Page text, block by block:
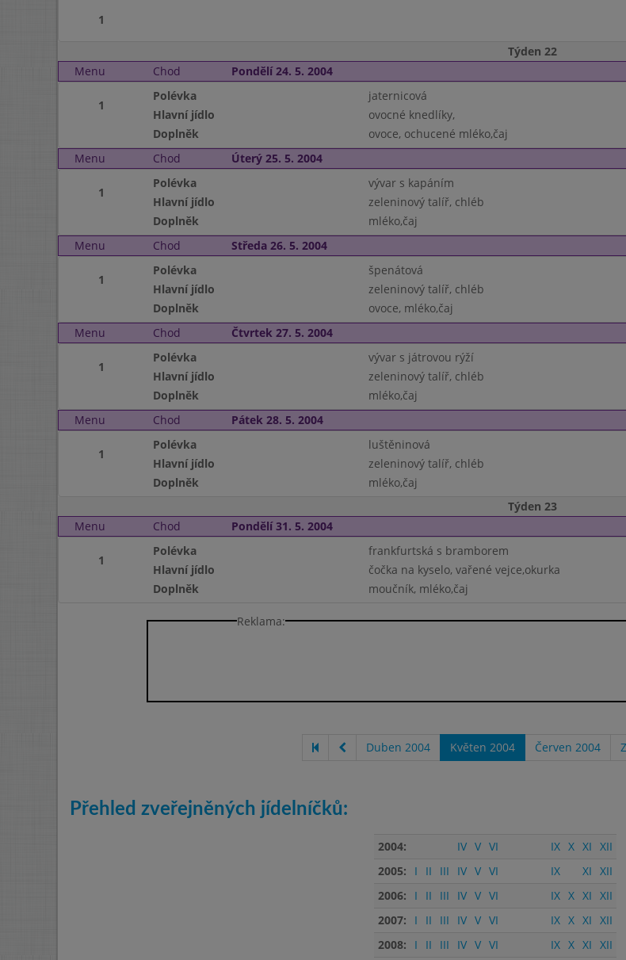
1
Týden 22
Menu
Chod Pondělí 24. 5. 2004
1
Polévka
jaternicová
Hlavní jídlo
ovocné knedlíky,
Doplněk
ovoce, ochucené mléko,čaj
Menu
Chod Úterý 25. 5. 2004
1
Polévka
vývar s kapáním
Hlavní jídlo
zeleninový talíř, chléb
Doplněk
mléko,čaj
Menu
Chod Středa 26. 5. 2004
1
Polévka
špenátová
Hlavní jídlo
zeleninový talíř, chléb
Doplněk
ovoce, mléko,čaj
Menu
Chod Čtvrtek 27. 5. 2004
1
Polévka
vývar s játrovou rýží
Hlavní jídlo
zeleninový talíř, chléb
Doplněk
mléko,čaj
Menu
Chod Pátek 28. 5. 2004
1
Polévka
luštěninová
Hlavní jídlo
zeleninový talíř, chléb
Doplněk
mléko,čaj
Týden 23
Menu
Chod Pondělí 31. 5. 2004
1
Polévka
frankfurtská s bramborem
Hlavní jídlo
čočka na kyselo, vařené vejce,okurka
Doplněk
moučník, mléko,čaj
Reklama:
Duben 2004 Květen 2004 Červen 2004
Přehled zveřejněných jídelníčků:
2004: IV V VI IX X XI XII
2005:
I II III IV V VI IX XI XII
2006:
I II III IV V VI IX X XI XII
2007:
I II III IV V VI IX X XI XII
2008:
I II III IV V VI IX X XI XII